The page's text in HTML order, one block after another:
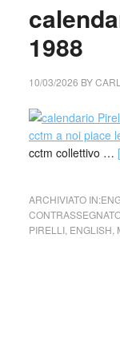
1988
10/03/2026 BY
cctm collettivo …
ARCHIVIATO IN:
PIRELLI, ENGLISH